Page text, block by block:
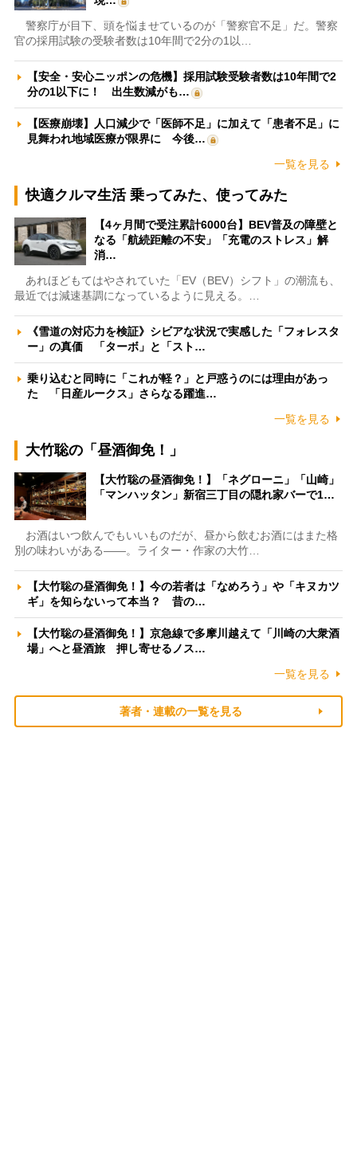
警察庁が目下、頭を悩ませているのが「警察官不足」だ。警察
官の採用試験の受験者数は10年間で2分の1以…
【安全・安心ニッポンの危機】採用試験受験者数は10年間で2
分の1以下に！ 出生数減がも…
【医療崩壊】人口減少で「医師不足」に加えて「患者不足」に
見舞われ地域医療が限界に 今後…
一覧を見る
快適クルマ生活 乗ってみた、使ってみた
【4ヶ月間で受注累計6000台】BEV普及の障壁と
なる「航続距離の不安」「充電のストレス」解
消…
あれほどもてはやされていた「EV（BEV）シフト」の潮流も、
最近では減速基調になっているように見える。…
《雪道の対応力を検証》シビアな状況で実感した「フォレスタ
ー」の真価 「ターボ」と「スト…
乗り込むと同時に「これが軽？」と戸惑うのには理由があっ
た 「日産ルークス」さらなる躍進…
一覧を見る
大竹聡の「昼酒御免！」
【大竹聡の昼酒御免！】「ネグローニ」「山崎」
「マンハッタン」新宿三丁目の隠れ家バーで1…
お酒はいつ飲んでもいいものだが、昼から飲むお酒にはまた格
別の味わいがある――。ライター・作家の大竹…
【大竹聡の昼酒御免！】今の若者は「なめろう」や「キヌカツ
ギ」を知らないって本当？ 昔の…
【大竹聡の昼酒御免！】京急線で多摩川越えて「川崎の大衆酒
場」へと昼酒旅 押し寄せるノス…
一覧を見る
著者・連載の一覧を見る